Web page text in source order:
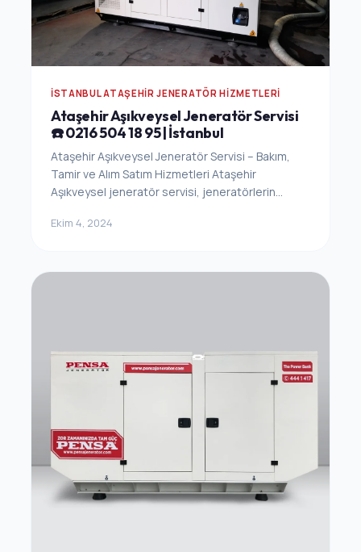
İSTANBUL ATAŞEHIR JENERATÖR HIZMETLERI
Ataşehir Aşıkveysel Jeneratör Servisi
☎️ 0216 504 18 95 | İstanbul
Ataşehir Aşıkveysel Jeneratör Servisi – Bakım,
Tamir ve Alım Satım Hizmetleri Ataşehir
Aşıkveysel jeneratör servisi, jeneratörlerin...
Ekim 4, 2024